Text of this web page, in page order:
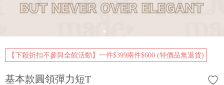
【下殺折扣不參與全館活動】一件$399兩件$600 (特價品無退貨)
基本款圓領彈力短T